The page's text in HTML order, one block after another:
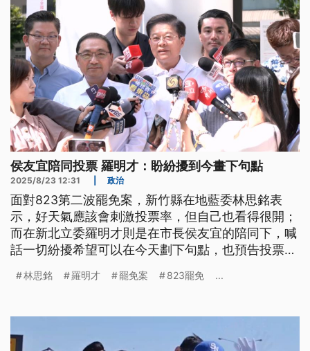
侯友宜陪同投票 羅明才：盼紛擾到今畫下句點
2025/8/23 12:31 政治
面對823第二波罷免案，新竹縣在地藍委林思銘表
示，好天氣應該會刺激投票率，但自己也看得很開；
而在新北立委羅明才則是在市長侯友宜的陪同下，喊
話一切紛擾希望可以在今天劃下句點，也預告投票結
林思銘 羅明才 罷免案 823罷免 ...